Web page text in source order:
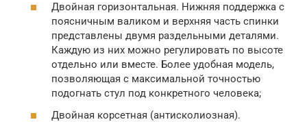
Двойная горизонтальная. Нижняя поддержка с
поясничным валиком и верхняя часть спинки
представлены двумя раздельными деталями.
Каждую из них можно регулировать по высоте
отдельно или вместе. Более удобная модель,
позволяющая с максимальной точностью
подогнать стул под конкретного человека;
Двойная корсетная (антисколиозная).